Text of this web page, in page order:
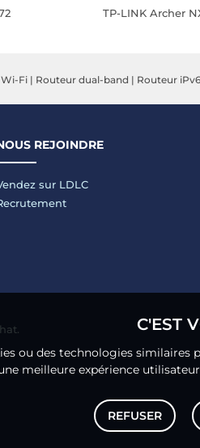
TP-LINK Archer
Fi | Routeur dual-band | Routeur iPv6
REJOINDRE
sur LDLC
C'EST
ou des technologies similaires
meilleure expérience
REFUSER